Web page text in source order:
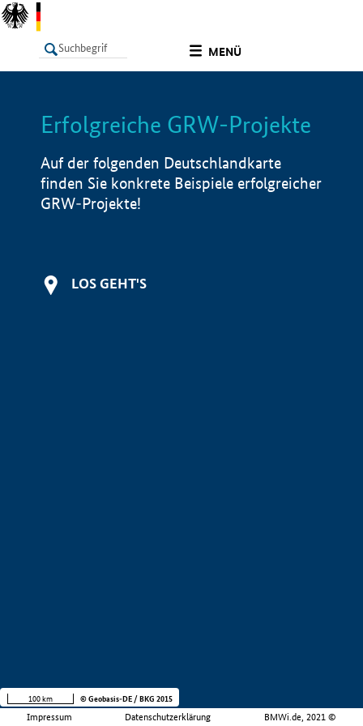
MENÜ
LISTE Info
Erfolgreiche GRW-Projekte
Auf der folgenden Deutschlandkarte
finden Sie konkrete Beispiele erfolgreicher
GRW-Projekte!
LOS GEHT'S
Impressum Datenschutzerklärung BMWi.de, 2021 ©
100 km © Geobasis-DE / BKG 2015